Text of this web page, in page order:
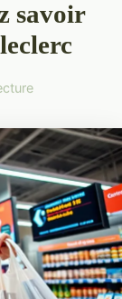
savoir